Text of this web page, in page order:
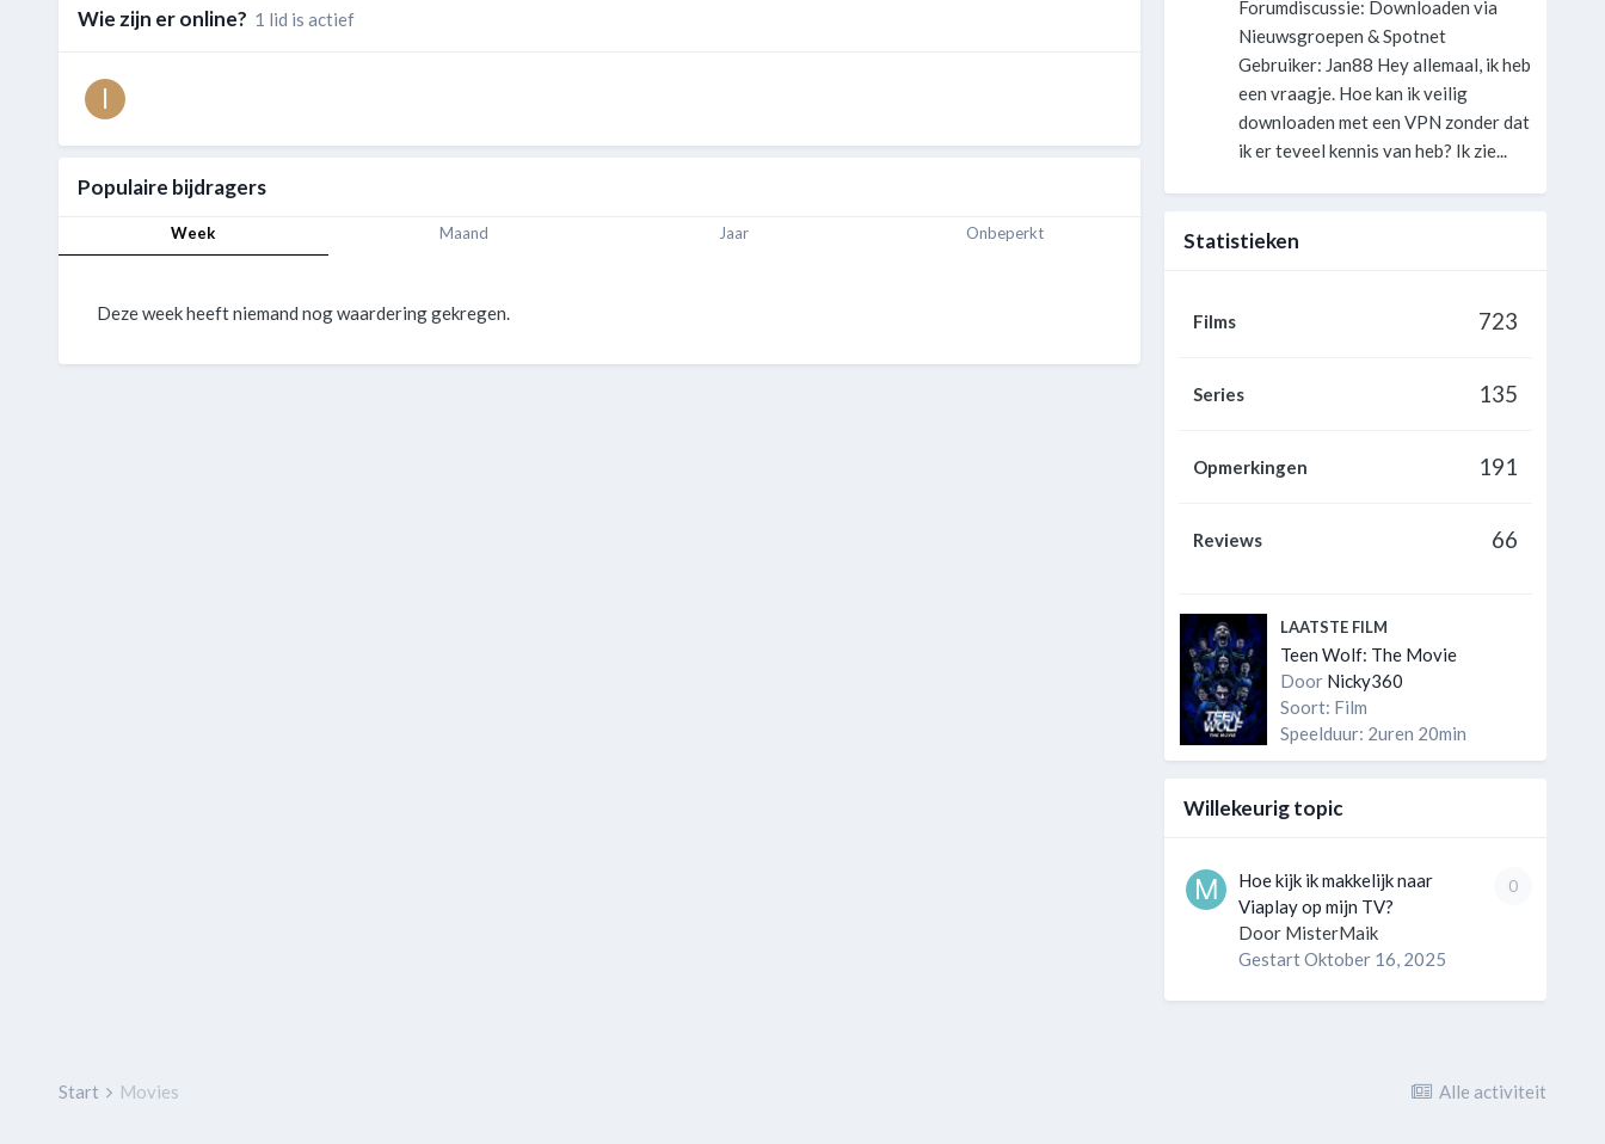
Wie zijn er online? 1 lid is actief
Populaire bijdragers
Week Maand Jaar Onbeperkt
Deze week heeft niemand nog waardering gekregen.
Forumdiscussie: Downloaden via
Nieuwsgroepen & Spotnet
Gebruiker: Jan88 Hey allemaal, ik heb
een vraagje. Hoe kan ik veilig
downloaden met een VPN zonder dat
ik er teveel kennis van heb? Ik zie...
Statistieken
Films 723
Series 135
Opmerkingen 191
Reviews 66
LAATSTE FILM
Teen Wolf: The Movie
Door Nicky360
Soort: Film
Speelduur: 2uren 20min
Willekeurig topic
0
Hoe kijk ik makkelijk naar
Viaplay op mijn TV?
Door MisterMaik
GestartOktober 16, 2025
Alle activiteit
Start Movies